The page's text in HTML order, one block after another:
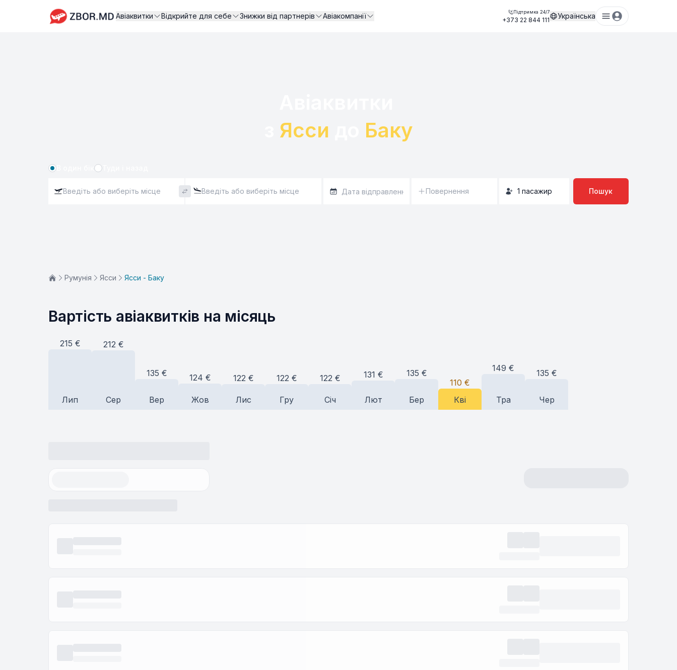
Авіаквитки Відкрийте для себе Знижки від партнерів Авіакомпанії Підтримка 24/7
+373 22 844 111 Українська
Ясси Баку
Повернення 1 пасажир Пошук
Румунія Ясси Ясси - Баку
Вартість авіаквитків на місяць
215 €
Лип
212 €
Сер
135 €
Вер
124 €
Жов
122 €
Лис
122 €
Гру
122 €
Січ
131 €
Лют
135 €
Бер
110 €
Кві
149 €
Тра
135 €
Чер